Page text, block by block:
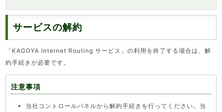
サービスの解約
「KAGOYA Internet Routing サービス」の利用を終了する場合は、解
約手続きが必要です。
注意事項
当社コントロールパネルから解約手続きを行ってください。当